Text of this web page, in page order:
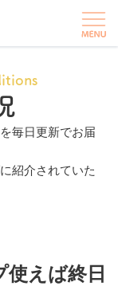
毎日更新でお届
紹介されていた
えば終日